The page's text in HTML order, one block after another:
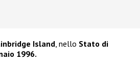
Island , nello Stato di
1996.